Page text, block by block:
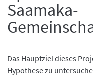
Saamaka-
Das Hauptziel dieses
Hypothese zu